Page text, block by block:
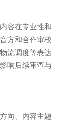
容在专业性和
方和合作审校
流调度等表达
响后续审查与
向、内容主题